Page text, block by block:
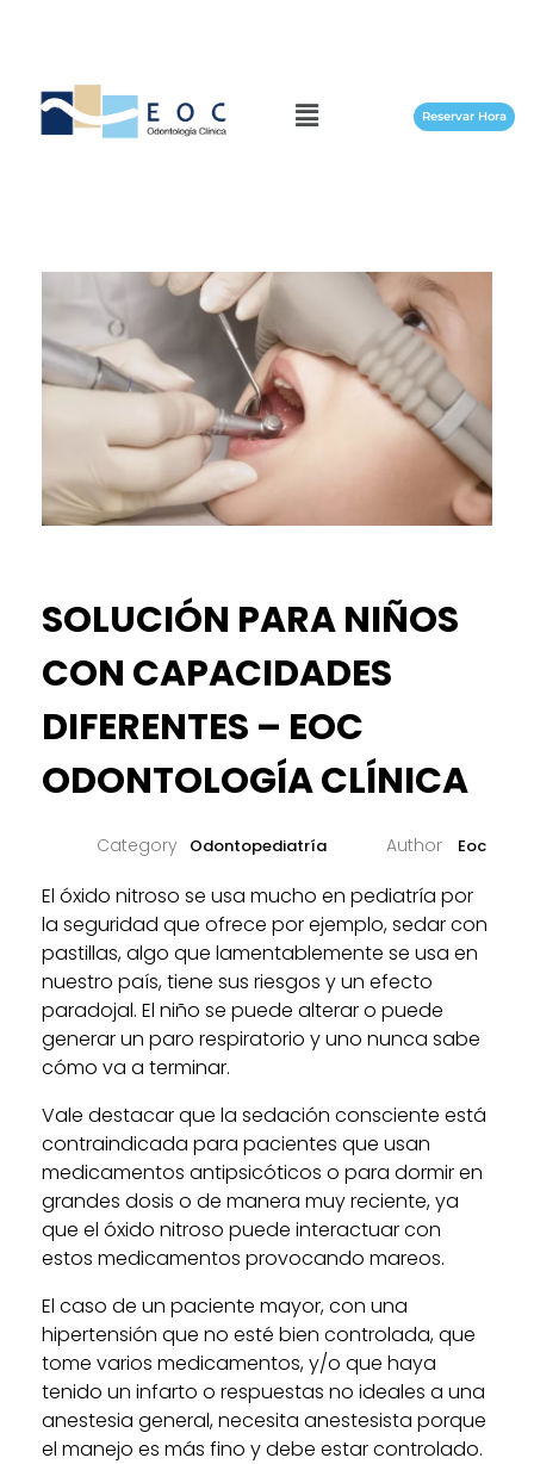
Reservar Hora
SOLUCIÓN PARA NIÑOS
CON CAPACIDADES
DIFERENTES – EOC
ODONTOLOGÍA CLÍNICA
Eoc
Odontopediatría
El óxido nitroso se usa mucho en pediatría por
la seguridad que ofrece por ejemplo, sedar con
pastillas, algo que lamentablemente se usa en
nuestro país, tiene sus riesgos y un efecto
paradojal. El niño se puede alterar o puede
generar un paro respiratorio y uno nunca sabe
cómo va a terminar.
Vale destacar que la sedación consciente está
contraindicada para pacientes que usan
medicamentos antipsicóticos o para dormir en
grandes dosis o de manera muy reciente, ya
que el óxido nitroso puede interactuar con
estos medicamentos provocando mareos.
El caso de un paciente mayor, con una
hipertensión que no esté bien controlada, que
tome varios medicamentos, y/o que haya
tenido un infarto o respuestas no ideales a una
anestesia general, necesita anestesista porque
el manejo es más fino y debe estar controlado.